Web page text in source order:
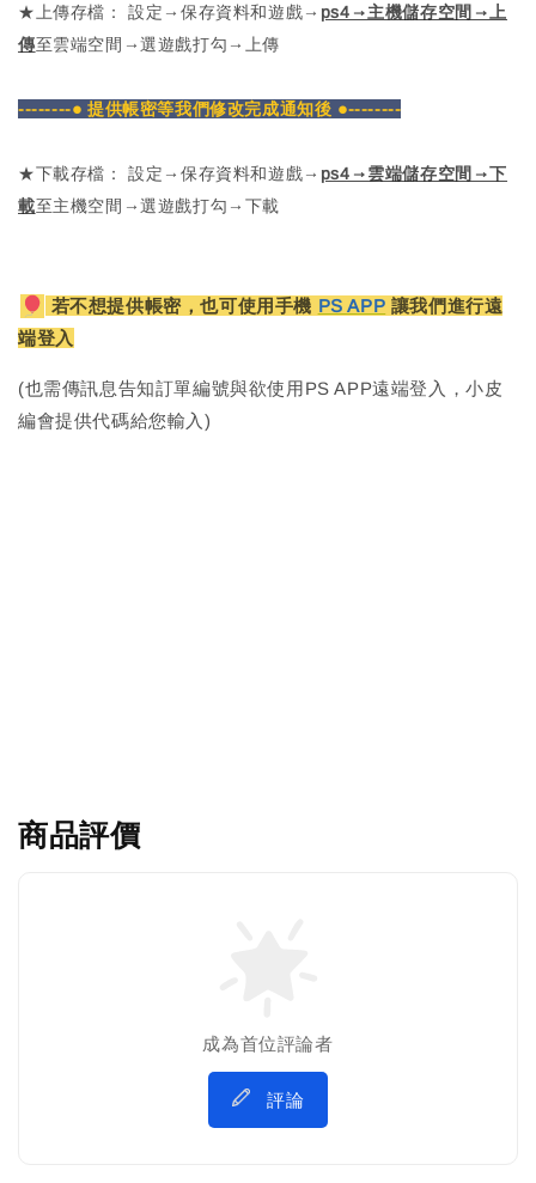
★上傳存檔： 設定→保存資料和遊戲→ ps4→主機儲存空間→上
傳至雲端空間→選遊戲打勾→上傳
--------● 提供帳密等我們修改完成通知後 ●--------
★下載存檔： 設定→保存資料和遊戲→ ps4→雲端儲存空間→下
載至主機空間→選遊戲打勾→下載
若不想提供帳密，也可使用手機 PS APP 讓我們進行遠
端登入
(也需傳訊息告知訂單編號與欲使用PS APP遠端登入，小皮
編會提供代碼給您輸入)
商品評價
成為首位評論者
評論